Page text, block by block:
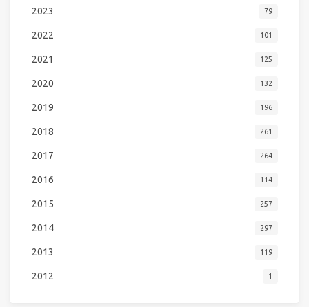
2023 79
2022 101
2021 125
2020 132
2019 196
2018 261
2017 264
2016 114
2015 257
2014 297
2013 119
2012 1